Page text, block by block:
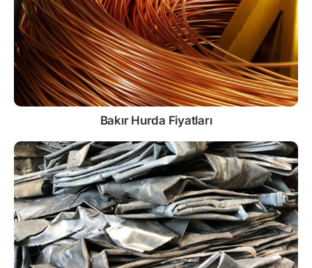
Bakır Hurda Fiyatları